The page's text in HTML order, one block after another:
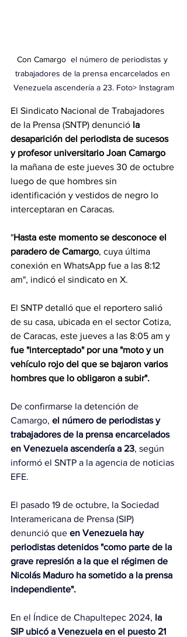
Con Camargo el número de periodistas y
trabajadores de la prensa encarcelados en
Venezuela ascendería a 23. Foto> Instagram
El Sindicato Nacional de Trabajadores
de la Prensa (SNTP) denunció la
desaparición del periodista de sucesos
y profesor universitario Joan Camargo
la mañana de este jueves 30 de octubre
luego de que hombres sin
identificación y vestidos de negro lo
interceptaran en Caracas.
"Hasta este momento se desconoce el
paradero de Camargo, cuya última
conexión en WhatsApp fue a las 8:12
am", indicó el sindicato en X.
El SNTP detalló que el reportero salió
de su casa, ubicada en el sector Cotiza,
de Caracas, este jueves a las 8:05 am y
fue "interceptado" por una "moto y un
vehículo rojo del que se bajaron varios
hombres que lo obligaron a subir".
De confirmarse la detención de
Camargo, el número de periodistas y
trabajadores de la prensa encarcelados
en Venezuela ascendería a 23, según
informó el SNTP a la agencia de noticias
EFE.
El pasado 19 de octubre, la Sociedad
Interamericana de Prensa (SIP)
denunció que en Venezuela hay
periodistas detenidos "como parte de la
grave represión a la que el régimen de
Nicolás Maduro ha sometido a la prensa
independiente".
En el Índice de Chapultepec 2024, la
SIP ubicó a Venezuela en el puesto 21